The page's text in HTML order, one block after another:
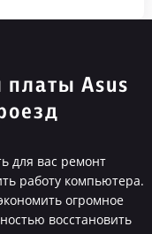
платы Asus
для вас ремонт
работу компьютера.
огромное
восстановить